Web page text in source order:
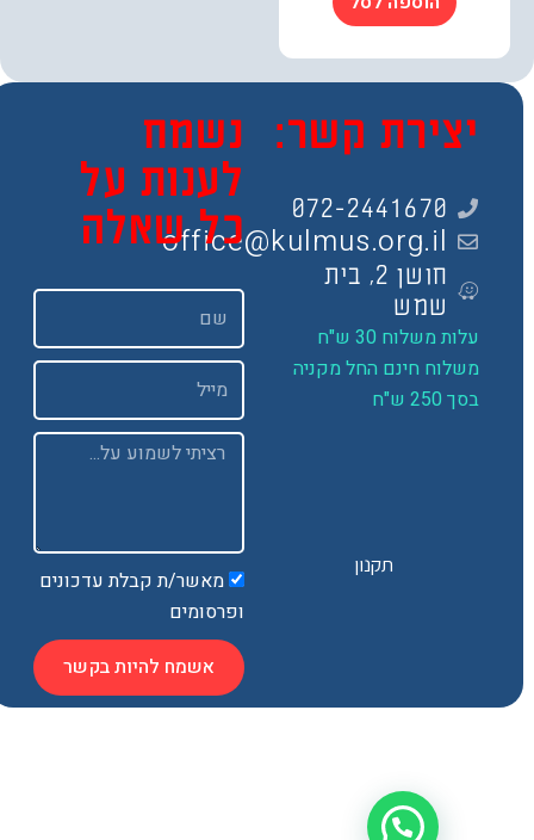
קשר:
072-2441670
office@kulmus.org.il
חושן 2, בית
שמש
משלוח 30 ש"ח
חינם החל מקניה
נשמח
לענות על
כל שאלה
Email
Message
מאשר/ת קבלת עדכונים
ופרסומים
אשמח להיות בקשר